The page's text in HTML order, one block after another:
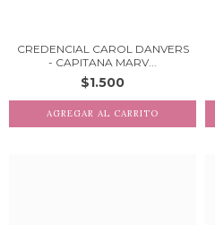
CREDENCIAL CAROL DANVERS
- CAPITANA MARV...
$1.500